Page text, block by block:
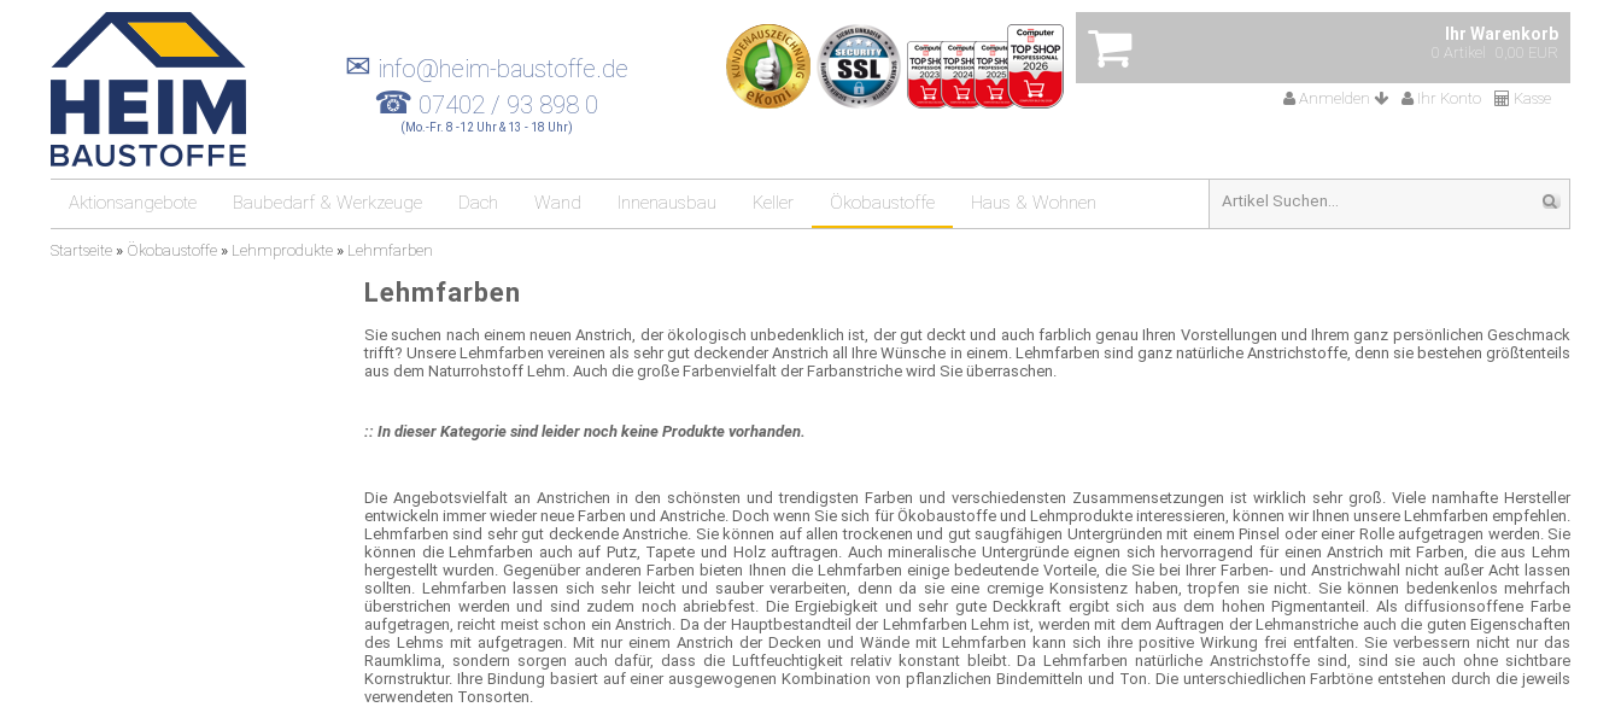
Ihr Warenkorb
0 Artikel 0,00 EUR
Anmelden Ihr Konto Kasse
✉ info@heim-baustoffe.de
☎ 07402 / 93 898 0
(Mo.-Fr. 8 -12 Uhr & 13 - 18 Uhr)
Aktionsangebote Baubedarf & Werkzeuge Dach Wand Innenausbau Keller Ökobaustoffe Haus & Wohnen
Startseite » Ökobaustoffe » Lehmprodukte » Lehmfarben
Lehmfarben
Sie suchen nach einem neuen Anstrich, der ökologisch unbedenklich ist, der gut deckt und auch farblich genau Ihren Vorstellungen und Ihrem ganz persönlichen Geschmack
trifft? Unsere Lehmfarben vereinen als sehr gut deckender Anstrich all Ihre Wünsche in einem. Lehmfarben sind ganz natürliche Anstrichstoffe, denn sie bestehen größtenteils
aus dem Naturrohstoff Lehm. Auch die große Farbenvielfalt der Farbanstriche wird Sie überraschen.
:: In dieser Kategorie sind leider noch keine Produkte vorhanden.
Die Angebotsvielfalt an Anstrichen in den schönsten und trendigsten Farben und verschiedensten Zusammensetzungen ist wirklich sehr groß. Viele namhafte Hersteller
entwickeln immer wieder neue Farben und Anstriche. Doch wenn Sie sich für Ökobaustoffe und Lehmprodukte interessieren, können wir Ihnen unsere Lehmfarben empfehlen.
Lehmfarben sind sehr gut deckende Anstriche. Sie können auf allen trockenen und gut saugfähigen Untergründen mit einem Pinsel oder einer Rolle aufgetragen werden. Sie
können die Lehmfarben auch auf Putz, Tapete und Holz auftragen. Auch mineralische Untergründe eignen sich hervorragend für einen Anstrich mit Farben, die aus Lehm
hergestellt wurden. Gegenüber anderen Farben bieten Ihnen die Lehmfarben einige bedeutende Vorteile, die Sie bei Ihrer Farben- und Anstrichwahl nicht außer Acht lassen
sollten. Lehmfarben lassen sich sehr leicht und sauber verarbeiten, denn da sie eine cremige Konsistenz haben, tropfen sie nicht. Sie können bedenkenlos mehrfach
überstrichen werden und sind zudem noch abriebfest. Die Ergiebigkeit und sehr gute Deckkraft ergibt sich aus dem hohen Pigmentanteil. Als diffusionsoffene Farbe
aufgetragen, reicht meist schon ein Anstrich. Da der Hauptbestandteil der Lehmfarben Lehm ist, werden mit dem Auftragen der Lehmanstriche auch die guten Eigenschaften
des Lehms mit aufgetragen. Mit nur einem Anstrich der Decken und Wände mit Lehmfarben kann sich ihre positive Wirkung frei entfalten. Sie verbessern nicht nur das
Raumklima, sondern sorgen auch dafür, dass die Luftfeuchtigkeit relativ konstant bleibt. Da Lehmfarben natürliche Anstrichstoffe sind, sind sie auch ohne sichtbare
Kornstruktur. Ihre Bindung basiert auf einer ausgewogenen Kombination von pflanzlichen Bindemitteln und Ton. Die unterschiedlichen Farbtöne entstehen durch die jeweils
verwendeten Tonsorten.